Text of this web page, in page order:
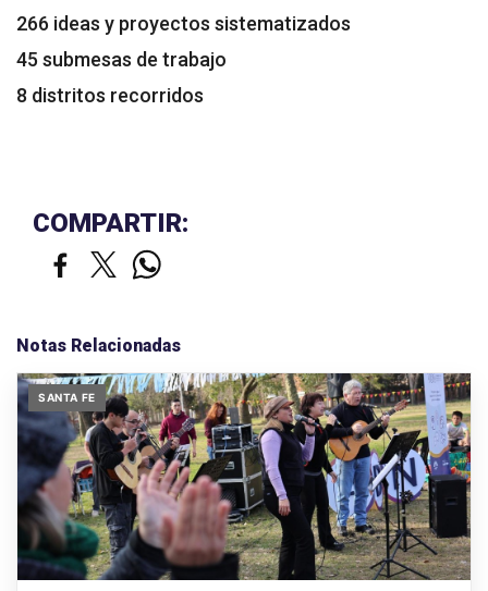
266 ideas y proyectos sistematizados
45 submesas de trabajo
8 distritos recorridos
COMPARTIR:
Notas Relacionadas
SANTA FE